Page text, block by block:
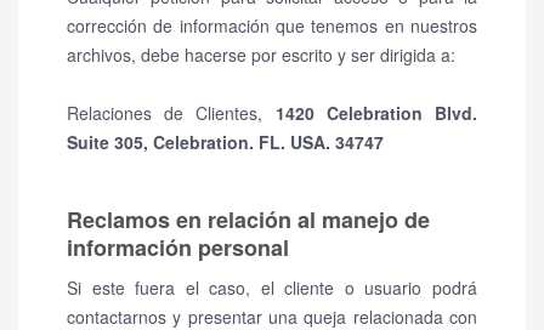
corrección de información que tenemos en nuestros
archivos, debe hacerse por escrito y ser dirigida a:
Relaciones de Clientes, 1420 Celebration Blvd.
Suite 305, Celebration. FL. USA. 34747
Reclamos en relación al manejo de
información personal
Si este fuera el caso, el cliente o usuario podrá
contactarnos y presentar una queja relacionada con